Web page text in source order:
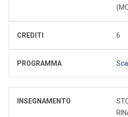
CREDITI 6
PROGRAMMA
INSEGNAMENTO